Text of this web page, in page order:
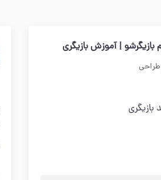
بازیگرشو | آموزش بازیگری
طراحی